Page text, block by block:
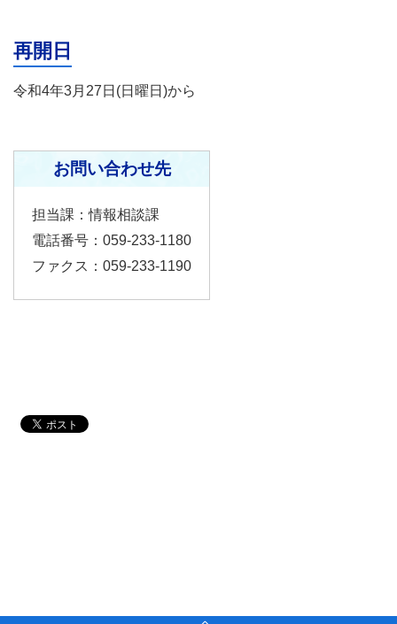
再開日
令和4年3月27日(日曜日)から
お問い合わせ先
担当課：情報相談課
電話番号：059-233-1180
ファクス：059-233-1190